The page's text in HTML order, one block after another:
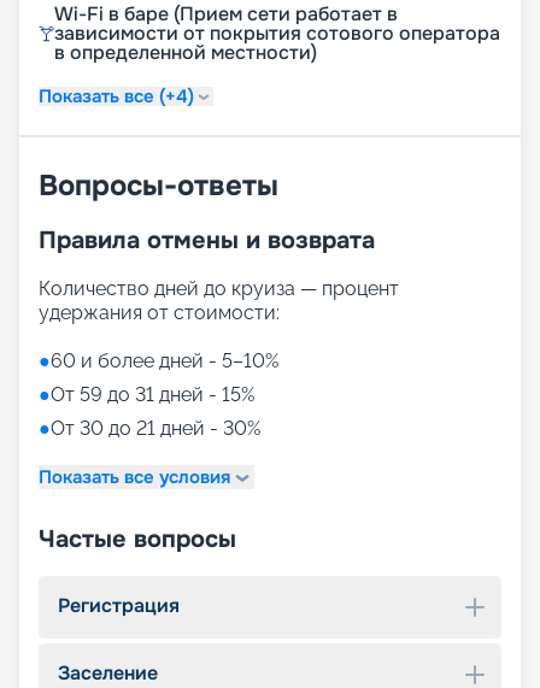
Wi-Fi в баре (Прием сети работает в
зависимости от покрытия сотового оператора
в определенной местности)
Показать все (+4)
Вопросы-ответы
Правила отмены и возврата
Количество дней до круиза — процент
удержания от стоимости:
●60 и более дней - 5–10%
●От 59 до 31 дней - 15%
●От 30 до 21 дней - 30%
Показать все условия
Частые вопросы
Регистрация
Заселение